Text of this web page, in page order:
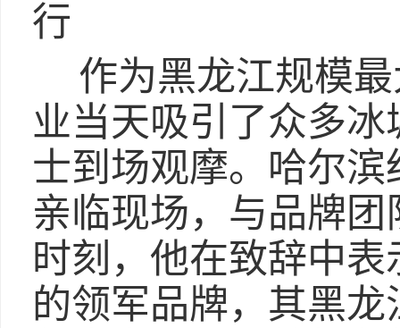
行
作为黑龙江规模
业当天吸引了众多
士到场观摩。哈尔
亲临现场，与品牌
时刻，他在致辞中
的领军品牌，其黑